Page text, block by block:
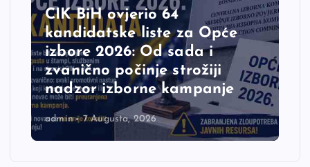
CIK BiH ovjerio 64
kandidatske liste za Opće
izbore 2026: Od sada i
zvanično počinje strožiji
nadzor izborne kampanje
admin 7 Augusta, 2026